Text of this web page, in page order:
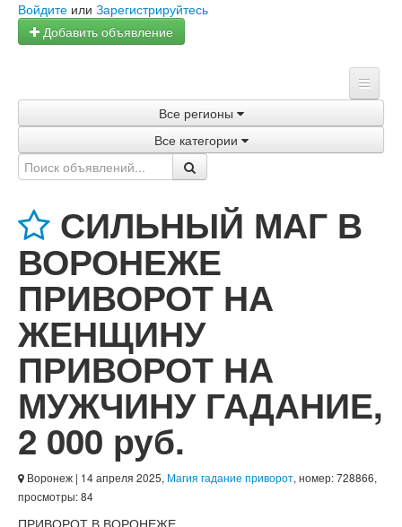
Войдите или Зарегистрируйтесь
Добавить объявление
Объявления
Услуги
Статьи
Все регионы
Все категории
СИЛЬНЫЙ МАГ В
ВОРОНЕЖЕ
ПРИВОРОТ НА
ЖЕНЩИНУ
ПРИВОРОТ НА
МУЖЧИНУ ГАДАНИЕ,
2 000 руб.
Воронеж | 14 апреля 2025, Магия гадание приворот, номер: 728866,
просмотры: 84
ПРИВОРОТ В ВОРОНЕЖЕ